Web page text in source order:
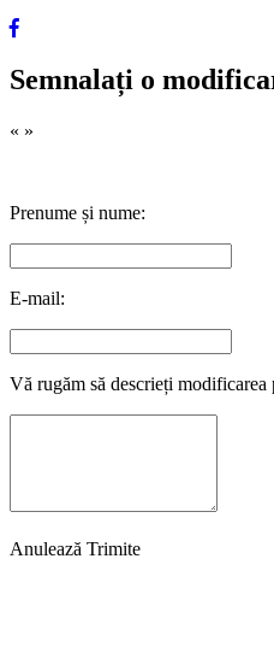
Semnalați o
« »
Prenume și nume:
E-mail:
Vă rugăm să descrieți modificarea
Anulează Trimite